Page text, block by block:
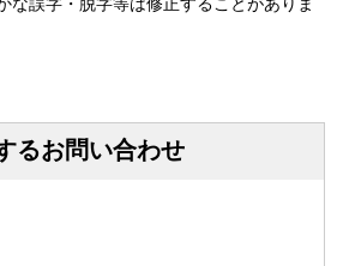
るお問い合わせ